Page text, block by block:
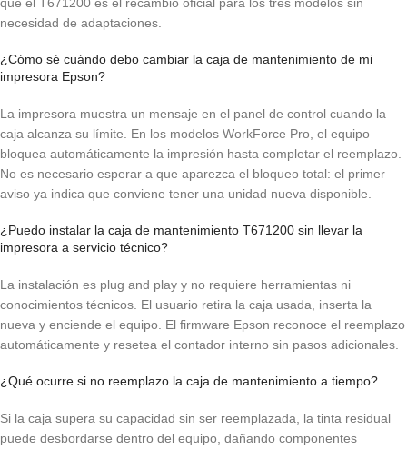
que el T671200 es el recambio oficial para los tres modelos sin
necesidad de adaptaciones.
¿Cómo sé cuándo debo cambiar la caja de mantenimiento de mi
impresora Epson?
La impresora muestra un mensaje en el panel de control cuando la
caja alcanza su límite. En los modelos WorkForce Pro, el equipo
bloquea automáticamente la impresión hasta completar el reemplazo.
No es necesario esperar a que aparezca el bloqueo total: el primer
aviso ya indica que conviene tener una unidad nueva disponible.
¿Puedo instalar la caja de mantenimiento T671200 sin llevar la
impresora a servicio técnico?
La instalación es plug and play y no requiere herramientas ni
conocimientos técnicos. El usuario retira la caja usada, inserta la
nueva y enciende el equipo. El firmware Epson reconoce el reemplazo
automáticamente y resetea el contador interno sin pasos adicionales.
¿Qué ocurre si no reemplazo la caja de mantenimiento a tiempo?
Si la caja supera su capacidad sin ser reemplazada, la tinta residual
puede desbordarse dentro del equipo, dañando componentes